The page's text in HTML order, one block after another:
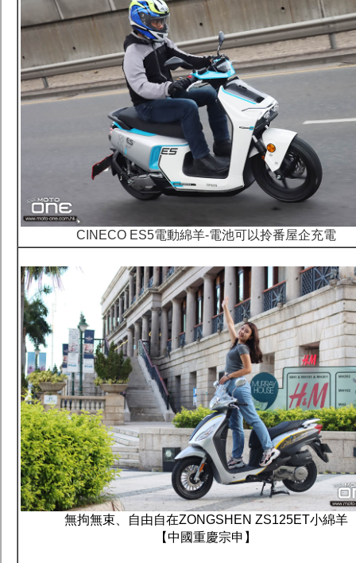
CINECO ES5電動綿羊-電池可以拎番屋企充電
無拘無束、自由自在ZONGSHEN ZS125ET小綿羊
【中國重慶宗申】